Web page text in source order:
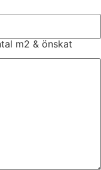
m2 & önskat